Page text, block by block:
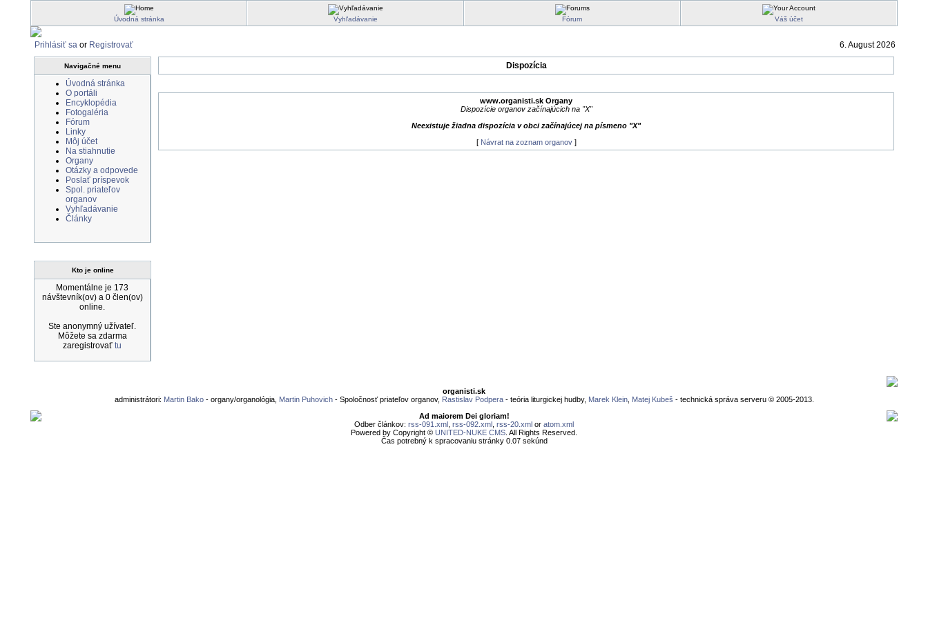
Úvodná stránka Vyhľadávanie Fórum Váš účet
Prihlásiť sa or Registrovať 6. August 2026
Navigačné menu
Úvodná stránka
O portáli
Encyklopédia
Fotogaléria
Fórum
Linky
Môj účet
Na stiahnutie
Organy
Otázky a odpovede
Poslať príspevok
Spol. priateľov
organov
Vyhľadávanie
Články
Kto je online
Momentálne je 173
návštevník(ov) a 0 člen(ov)
online.
Ste anonymný užívateľ.
Môžete sa zdarma
zaregistrovať tu
Dispozícia
www.organisti.sk Organy
Dispozície organov začínajúcich na "X"
Neexistuje žiadna dispozícia v obci začínajúcej na písmeno "X"
[ Návrat na zoznam organov]
organisti.sk
administrátori: Martin Bako- organy/organológia, Martin Puhovich- Spoločnosť priateľov organov, Rastislav Podpera- teória liturgickej hudby, Marek Klein, Matej Kubeš - technická správa serveru © 2005-2013.
Ad maiorem Dei gloriam!
Odber článkov: rss-091.xml rss-092.xml rss-20.xml or atom.xml
Powered by Copyright © UNITED-NUKE CMS . All Rights Reserved.
Čas potrebný k spracovaniu stránky 0.07 sekúnd